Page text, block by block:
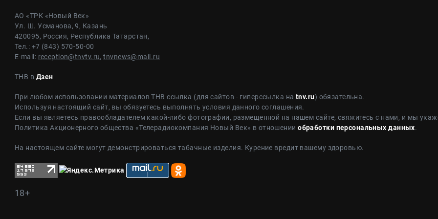
АО «ТРК «Новый Век»
Ул. Ш. Усманова, 9, Казань
420095, Россия, Республика Татарстан,
Тел.: +7 (843) 570-50-00
E-mail: reception@tnvtv.ru,tnvnews@mail.ru
ТНВ в Дзен
При любом использовании материалов ТНВ ссылка (для сайтов - гиперссылка на tnv.ru) обязательна.
Используя настоящий сайт, вы обязуетесь выполнять условия данного соглашения.
Если вы являетесь правообладателем какой-либо фотографии, размещенной на нашем сайте, свяжитесь с нами, и мы
Политика Акционерного общества «Телерадиокомпания Новый Век» в отношенииобработки персональных данных.
На настоящем сайте могут демонстрироваться табачные изделия. Курение вредит вашему здоровью.
18+